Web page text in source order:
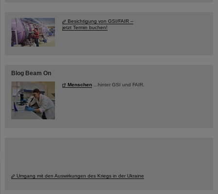
Besichtigung von GSI/FAIR –
jetzt Termin buchen!
Blog Beam On
Menschen ...hinter GSI und FAIR.
Umgang mit den Auswirkungen des Kriegs in der Ukraine